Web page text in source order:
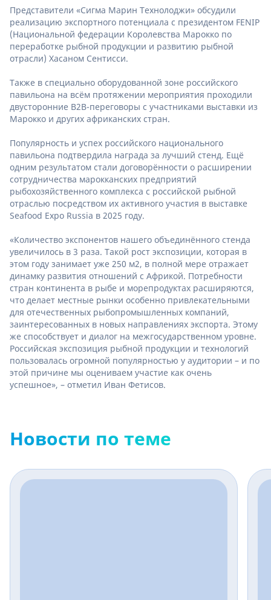
Представители «Сигма Марин Технолоджи» обсудили
реализацию экспортного потенциала с президентом FENIP
(Национальной федерации Королевства Марокко по
переработке рыбной продукции и развитию рыбной
отрасли) Хасаном Сентисси.
Также в специально оборудованной зоне российского
павильона на всём протяжении мероприятия проходили
двусторонние B2B-переговоры с участниками выставки из
Марокко и других африканских стран.
Популярность и успех российского национального
павильона подтвердила награда за лучший стенд. Ещё
одним результатом стали договорённости о расширении
сотрудничества марокканских предприятий
рыбохозяйственного комплекса с российской рыбной
отраслью посредством их активного участия в выставке
Seafood Expo Russia в 2025 году.
«Количество экспонентов нашего объединённого стенда
увеличилось в 3 раза. Такой рост экспозиции, которая в
этом году занимает уже 250 м2, в полной мере отражает
динамку развития отношений с Африкой. Потребности
стран континента в рыбе и морепродуктах расширяются,
что делает местные рынки особенно привлекательными
для отечественных рыбопромышленных компаний,
заинтересованных в новых направлениях экспорта. Этому
же способствует и диалог на межгосударственном уровне.
Российская экспозиция рыбной продукции и технологий
пользовалась огромной популярностью у аудитории – и по
этой причине мы оцениваем участие как очень
успешное», – отметил Иван Фетисов.
Новости по теме